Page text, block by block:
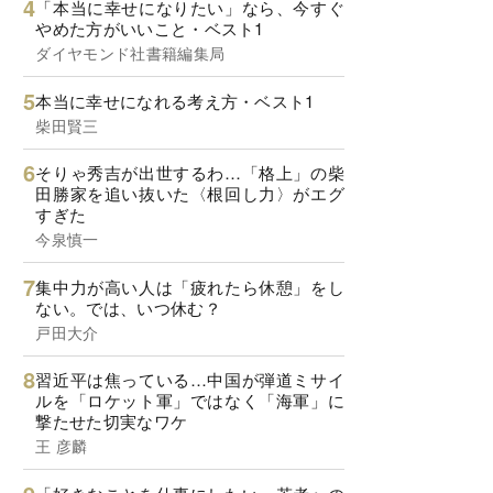
「本当に幸せになりたい」なら、今すぐ
やめた方がいいこと・ベスト1
ダイヤモンド社書籍編集局
本当に幸せになれる考え方・ベスト1
柴田賢三
そりゃ秀吉が出世するわ…「格上」の柴
田勝家を追い抜いた〈根回し力〉がエグ
すぎた
今泉慎一
集中力が高い人は「疲れたら休憩」をし
ない。では、いつ休む？
戸田大介
習近平は焦っている…中国が弾道ミサイ
ルを「ロケット軍」ではなく「海軍」に
撃たせた切実なワケ
王 彦麟